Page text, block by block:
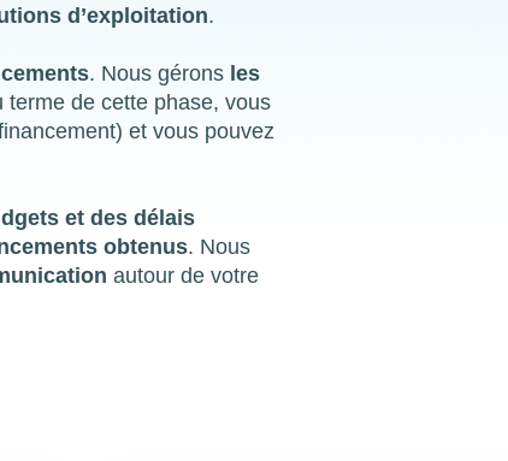
d’exploitation.
. Nous gérons les
de cette phase, vous
et vous pouvez
et des délais
obtenus. Nous
autour de votre